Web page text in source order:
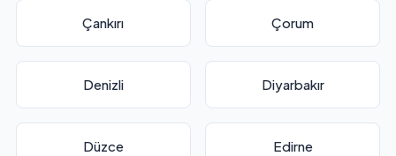
Çankırı Çorum
Denizli Diyarbakır
Düzce Edirne